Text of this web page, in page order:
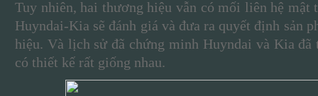
Tuy nhiên, hai thương hiệu vẫn có mối liên hệ
Huyndai-Kia sẽ đánh giá và đưa ra quyết định sản
hiệu. Và lịch sử đã chứng minh Huyndai và Kia
có thiết kế rất giống nhau.